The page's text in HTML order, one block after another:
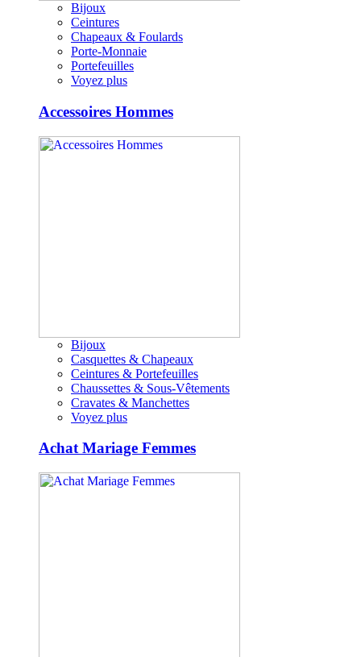
Bijoux
Ceintures
Chapeaux & Foulards
Porte-Monnaie
Portefeuilles
Voyez plus
Accessoires Hommes
Bijoux
Casquettes & Chapeaux
Ceintures & Portefeuilles
Chaussettes & Sous-Vêtements
Cravates & Manchettes
Voyez plus
Achat Mariage Femmes